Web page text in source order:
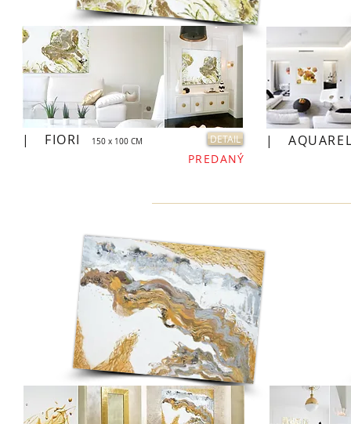
| FIORI 150 x 100 CM DETAIL
PREDANÝ
|